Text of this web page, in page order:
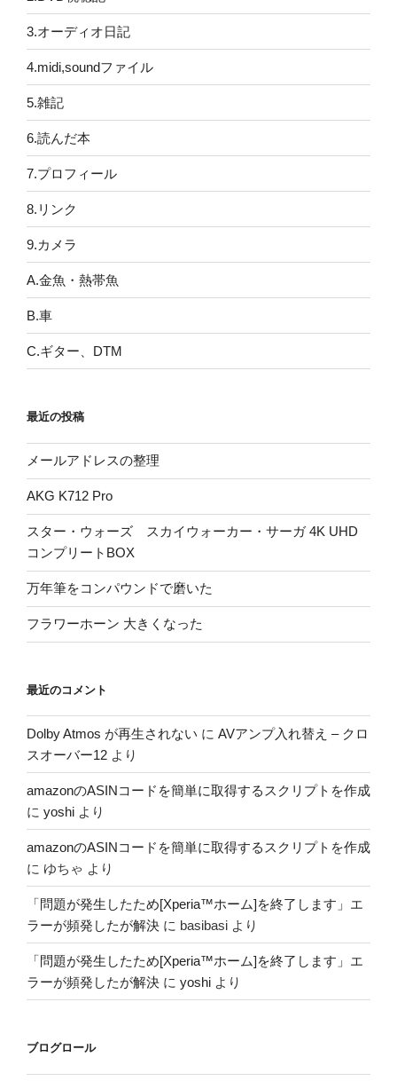
3.オーディオ日記
4.midi,soundファイル
5.雑記
6.読んだ本
7.プロフィール
8.リンク
9.カメラ
A.金魚・熱帯魚
B.車
C.ギター、DTM
最近の投稿
メールアドレスの整理
AKG K712 Pro
スター・ウォーズ スカイウォーカー・サーガ 4K UHD
コンプリートBOX
万年筆をコンパウンドで磨いた
フラワーホーン 大きくなった
最近のコメント
Dolby Atmos が再生されない に AVアンプ入れ替え – クロ
スオーバー12 より
amazonのASINコードを簡単に取得するスクリプトを作成
に yoshi より
amazonのASINコードを簡単に取得するスクリプトを作成
に ゆちゃ より
「問題が発生したため[Xperia™ホーム]を終了します」エ
ラーが頻発したが解決 に basibasi より
「問題が発生したため[Xperia™ホーム]を終了します」エ
ラーが頻発したが解決 に yoshi より
ブログロール